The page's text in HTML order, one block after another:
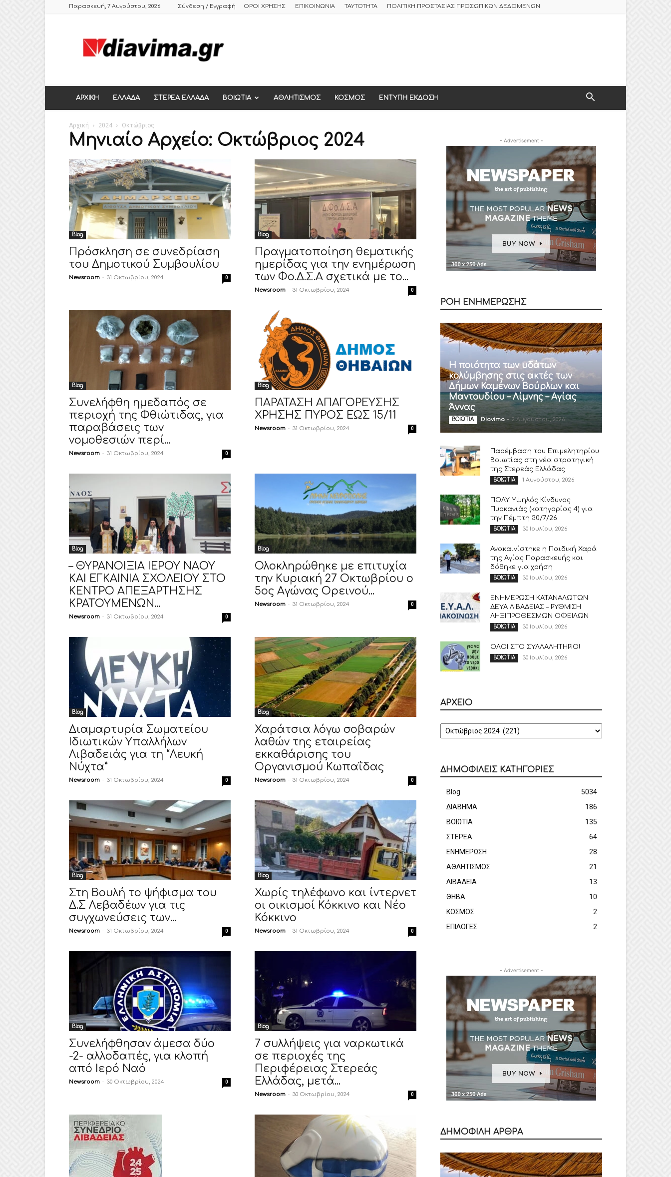
Παρασκευή, 7 Αυγούστου, 2026 Σύνδεση / Εγγραφή ΟΡΟΙ ΧΡΗΣΗΣ ΕΠΙΚΟΙΝΩΝΙΑ ΤΑΥΤΟΤΗΤΑ ΠΟΛΙΤΙΚΗ ΠΡΟΣΤΑΣΙΑΣ ΠΡΟΣΩΠΙΚΩΝ ΔΕΔΟΜΕΝΩΝ
ΕΒΔΟΜΑΔΙΑΙΑ
ΠΟΛΙΤΙΚΗ
ΕΛΛΑΔΑΣ,
ΘΗΒΑ
ΑΡΧΙΚΗ ΕΛΛΑΔΑ ΣΤΕΡΕΑ ΕΛΛΑΔΑ ΒΟΙΩΤΙΑ ΑΘΛΗΤΙΣΜΟΣ ΚΟΣΜΟΣ ΕΝΤΥΠΗ ΕΚΔΟΣΗ
Αρχική 2024 Οκτώβριος
Μηνιαίο Αρχείο: Οκτώβριος 2024
Blog
Πρόσκληση σε συνεδρίαση
του Δημοτικού Συμβουλίου
Newsroom - 31 Οκτωβρίου, 2024 0
Blog
Πραγματοποίηση θεματικής
ημερίδας για την ενημέρωση
των Φο.Δ.Σ.Α σχετικά με το...
Newsroom - 31 Οκτωβρίου, 2024 0
Blog
Συνελήφθη ημεδαπός σε
περιοχή της Φθιώτιδας, για
παραβάσεις των
νομοθεσιών περί...
Newsroom - 31 Οκτωβρίου, 2024 0
Blog
ΠΑΡΑΤΑΣΗ ΑΠΑΓΟΡΕΥΣΗΣ
ΧΡΗΣΗΣ ΠΥΡΟΣ ΕΩΣ 15/11
Newsroom - 31 Οκτωβρίου, 2024 0
Blog
– ΘΥΡΑΝΟΙΞΙΑ ΙΕΡΟΥ ΝΑΟΥ
ΚΑΙ ΕΓΚΑΙΝΙΑ ΣΧΟΛΕΙΟΥ ΣΤΟ
ΚΕΝΤΡΟ ΑΠΕΞΑΡΤΗΣΗΣ
ΚΡΑΤΟΥΜΕΝΩΝ...
Newsroom - 31 Οκτωβρίου, 2024 0
Blog
Ολοκληρώθηκε με επιτυχία
την Κυριακή 27 Οκτωβρίου ο
5ος Αγώνας Ορεινού...
Newsroom - 31 Οκτωβρίου, 2024 0
Blog
Διαμαρτυρία Σωματείου
Ιδιωτικών Υπαλλήλων
Λιβαδειάς για τη “Λευκή
Νύχτα”
Newsroom - 31 Οκτωβρίου, 2024 0
Blog
Χαράτσια λόγω σοβαρών
λαθών της εταιρείας
εκκαθάρισης του
Οργανισμού Κωπαΐδας
Newsroom - 31 Οκτωβρίου, 2024 0
Blog
Στη Βουλή το ψήφισμα του
Δ.Σ Λεβαδέων για τις
συγχωνεύσεις των...
Newsroom - 31 Οκτωβρίου, 2024 0
Blog
Χωρίς τηλέφωνο και ίντερνετ
οι οικισμοί Κόκκινο και Νέο
Κόκκινο
Newsroom - 31 Οκτωβρίου, 2024 0
Blog
Συνελήφθησαν άμεσα δύο
-2- αλλοδαπές, για κλοπή
από Ιερό Ναό
Newsroom - 30 Οκτωβρίου, 2024 0
Blog
7 συλλήψεις για ναρκωτικά
σε περιοχές της
Περιφέρειας Στερεάς
Ελλάδας, μετά...
Newsroom - 30 Οκτωβρίου, 2024 0
- Advertisement -
ΡΟΗ ΕΝΗΜΕΡΩΣΗΣ
Η ποιότητα των υδάτων
κολύμβησης στις ακτές των
Δήμων Καμένων Βούρλων και
Μαντουδίου – Λίμνης – Αγίας
Άννας
ΒΟΙΩΤΙΑ Diavima - 2 Αυγούστου, 2026
Παρέμβαση του Επιμελητηρίου
Βοιωτίας στη νέα στρατηγική
της Στερεάς Ελλάδας
ΒΟΙΩΤΙΑ 1 Αυγούστου, 2026
ΠΟΛΥ Υψηλός Κίνδυνος
Πυρκαγιάς (κατηγορίας 4) για
την Πέμπτη 30/7/26
ΒΟΙΩΤΙΑ 30 Ιουλίου, 2026
Ανακαινίστηκε η Παιδική Χαρά
της Αγίας Παρασκευής και
δόθηκε για χρήση
ΒΟΙΩΤΙΑ 30 Ιουλίου, 2026
ΕΝΗΜΕΡΩΣΗ ΚΑΤΑΝΑΛΩΤΩΝ
ΔΕΥΑ ΛΙΒΑΔΕΙΑΣ – ΡΥΘΜΙΣΗ
ΛΗΞΙΠΡΟΘΕΣΜΩΝ ΟΦΕΙΛΩΝ
ΒΟΙΩΤΙΑ 30 Ιουλίου, 2026
ΟΛΟΙ ΣΤΟ ΣΥΛΛΑΛΗΤΗΡΙΟ!
ΒΟΙΩΤΙΑ 30 Ιουλίου, 2026
ΑΡΧΕΙΟ
ΑΡΧΕΙΟ
ΔΗΜΟΦΙΛΕΙΣ ΚΑΤΗΓΟΡΙΕΣ
Blog
5034
ΔΙΑΒΗΜΑ
186
ΒΟΙΩΤΙΑ
135
ΣΤΕΡΕΑ
64
ΕΝΗΜΕΡΩΣΗ
28
ΑΘΛΗΤΙΣΜΟΣ
21
ΛΙΒΑΔΕΙΑ
13
ΘΗΒΑ
10
ΚΟΣΜΟΣ
2
ΕΠΙΛΟΓΕΣ
2
- Advertisement -
ΔΗΜΟΦΙΛΗ ΑΡΘΡΑ